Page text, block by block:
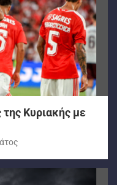
της Κυριακής με